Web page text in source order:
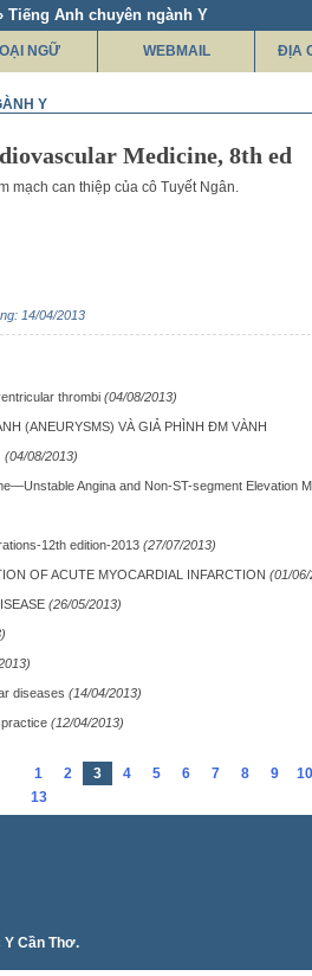
Tiếng Anh chuyên ngành Y
NGỮ WEBMAIL ĐỊA
Y
Medicine, 8th ed
mạch can thiệp của cô Tuyết Ngân.
14/04/2013
thrombi (04/08/2013)
(ANEURYSMS) VÀ GIẢ PHÌNH ĐM VÀNH
(04/08/2013)
Angina and Non-ST-segment Elevation
12th edition-2013 (27/07/2013)
OF ACUTE MYOCARDIAL INFARCTION (01/
(26/05/2013)
diseases (14/04/2013)
(12/04/2013)
1 2 3 4 5 6 7 8 9
13
Cần Thơ.